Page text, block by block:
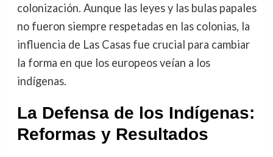
colonización. Aunque las leyes y las bulas papales
no fueron siempre respetadas en las colonias, la
influencia de Las Casas fue crucial para cambiar
la forma en que los europeos veían a los
indígenas.
La Defensa de los Indígenas:
Reformas y Resultados